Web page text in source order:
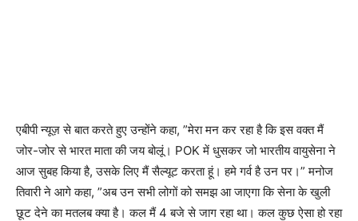
एबीपी न्यूज़ से बात करते हुए उन्होंने कहा, ”मेरा मन कर रहा है कि इस वक्त मैं
जोर-जोर से भारत माता की जय बोलूं। POK में धुसकर जो भारतीय वायुसेना ने
आज सुबह किया है, उसके लिए मैं सैल्यूट करता हूं। हमे गर्व है उन पर।” मनोज
तिवारी ने आगे कहा, ”अब उन सभी लोगों को समझ आ जाएगा कि सेना के खुली
छूट देने का मतलब क्या है। कल मैं 4 बजे से जाग रहा था। कल कुछ ऐसा हो रहा